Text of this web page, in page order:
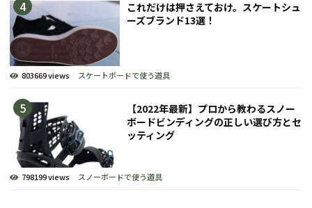
これだけは押さえておけ。スケートシュ
ーズブランド13選！
803669 views スケートボードで使う道具
【2022年最新】プロから教わるスノー
ボードビンディングの正しい選び方とセ
ッティング
798199 views スノーボードで使う道具